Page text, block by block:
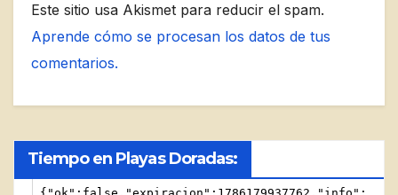
Este sitio usa Akismet para reducir el spam.
Aprende cómo se procesan los datos de tus
comentarios.
Tiempo en Playas Doradas: